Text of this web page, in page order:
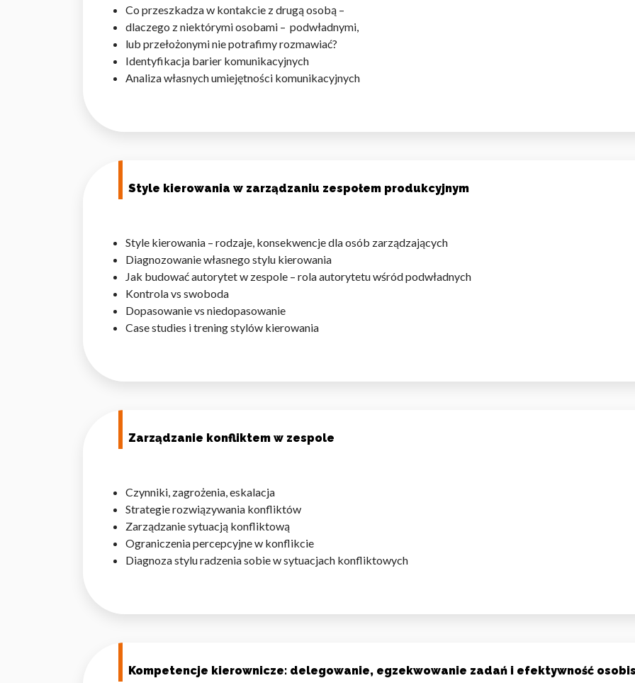
Co przeszkadza w kontakcie z drugą osobą –
dlaczego z niektórymi osobami – podwładnymi,
lub przełożonymi nie potrafimy rozmawiać?
Identyfikacja barier komunikacyjnych
Analiza własnych umiejętności komunikacyjnych
Style kierowania w zarządzaniu zespołem produkcyjnym
Style kierowania – rodzaje, konsekwencje dla osób zarządzających
Diagnozowanie własnego stylu kierowania
Jak budować autorytet w zespole – rola autorytetu wśród podwładnych
Kontrola vs swoboda
Dopasowanie vs niedopasowanie
Case studies i trening stylów kierowania
Zarządzanie konfliktem w zespole
Czynniki, zagrożenia, eskalacja
Strategie rozwiązywania konfliktów
Zarządzanie sytuacją konfliktową
Ograniczenia percepcyjne w konflikcie
Diagnoza stylu radzenia sobie w sytuacjach konfliktowych
Kompetencje kierownicze: delegowanie, egzekwowanie zadań i efektywność
Wykorzystujemy pliki cookie do spersonalizowania treści i reklam, aby oferować funkcje
naszej witrynie. Informacje o tym, jak korzystasz z naszej witryny, udostępniamy partnerom
analitycznym. Partnerzy mogą połączyć te informacje z innymi danymi otrzymanymi od Ciebie lub
z ich usług.
np. preferowany język lub region, w którym znajduje się użytkownik.
Statystyka
Statystyczne pliki cookie pomagają właścicielem stron internetowych zrozumieć, w jaki sposób różni
na stronie, gromadząc i zgłaszając anonimowe informacje.